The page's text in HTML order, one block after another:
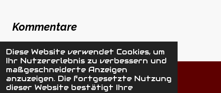
Diese Website verwendet Cookies, um
Ihr Nutzererlebnis zu verbessern und
maßgeschneiderte Anzeigen
anzuzeigen. Die fortgesetzte Nutzung
dieser Website bestätigt Ihre
Kommentare
Es gibt noch keine Kommentare.
Teilen Teilen Teilen
©2026HäNS 'N' FrieNDS